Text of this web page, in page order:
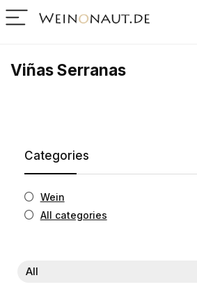
Viñas Serranas
Categories
Wein
All categories
All